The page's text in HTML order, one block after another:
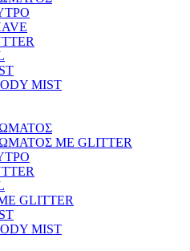
MIST
ΜΕ GLITTER
GLITTER
MIST